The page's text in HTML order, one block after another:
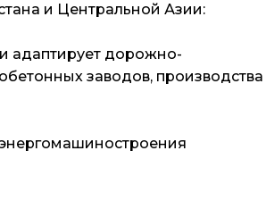
и Центральной Азии:
адаптирует дорожно-
заводов, производства